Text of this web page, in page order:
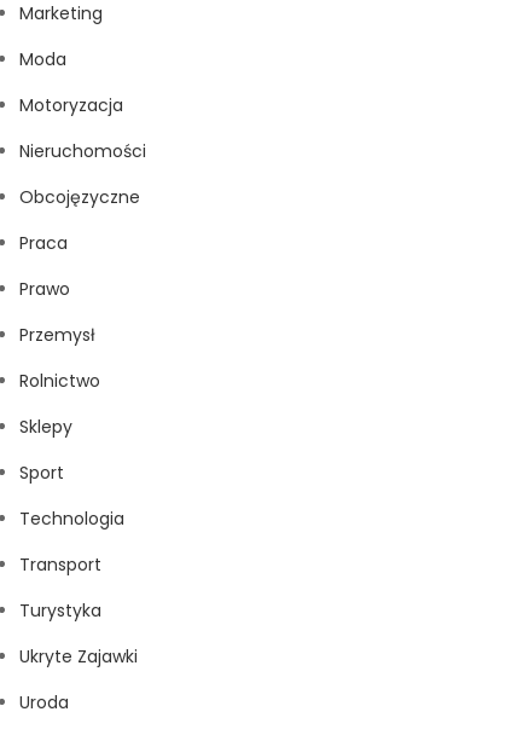
Marketing
Moda
Motoryzacja
Nieruchomości
Obcojęzyczne
Praca
Prawo
Przemysł
Rolnictwo
Sklepy
Sport
Technologia
Transport
Turystyka
Ukryte Zajawki
Uroda